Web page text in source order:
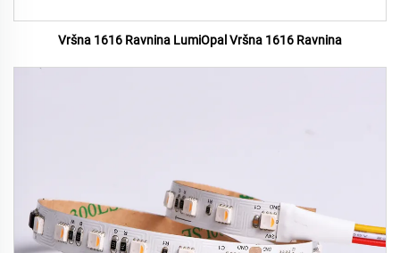
Vršna 1616 Ravnina LumiOpal Vršna 1616 Ravnina